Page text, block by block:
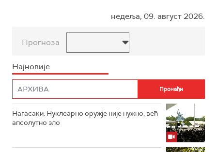
недеља, 09. август 2026.
Прогноза
Најновије
Нагасаки: Нуклеарно оружје није нужно, већ
апсолутно зло